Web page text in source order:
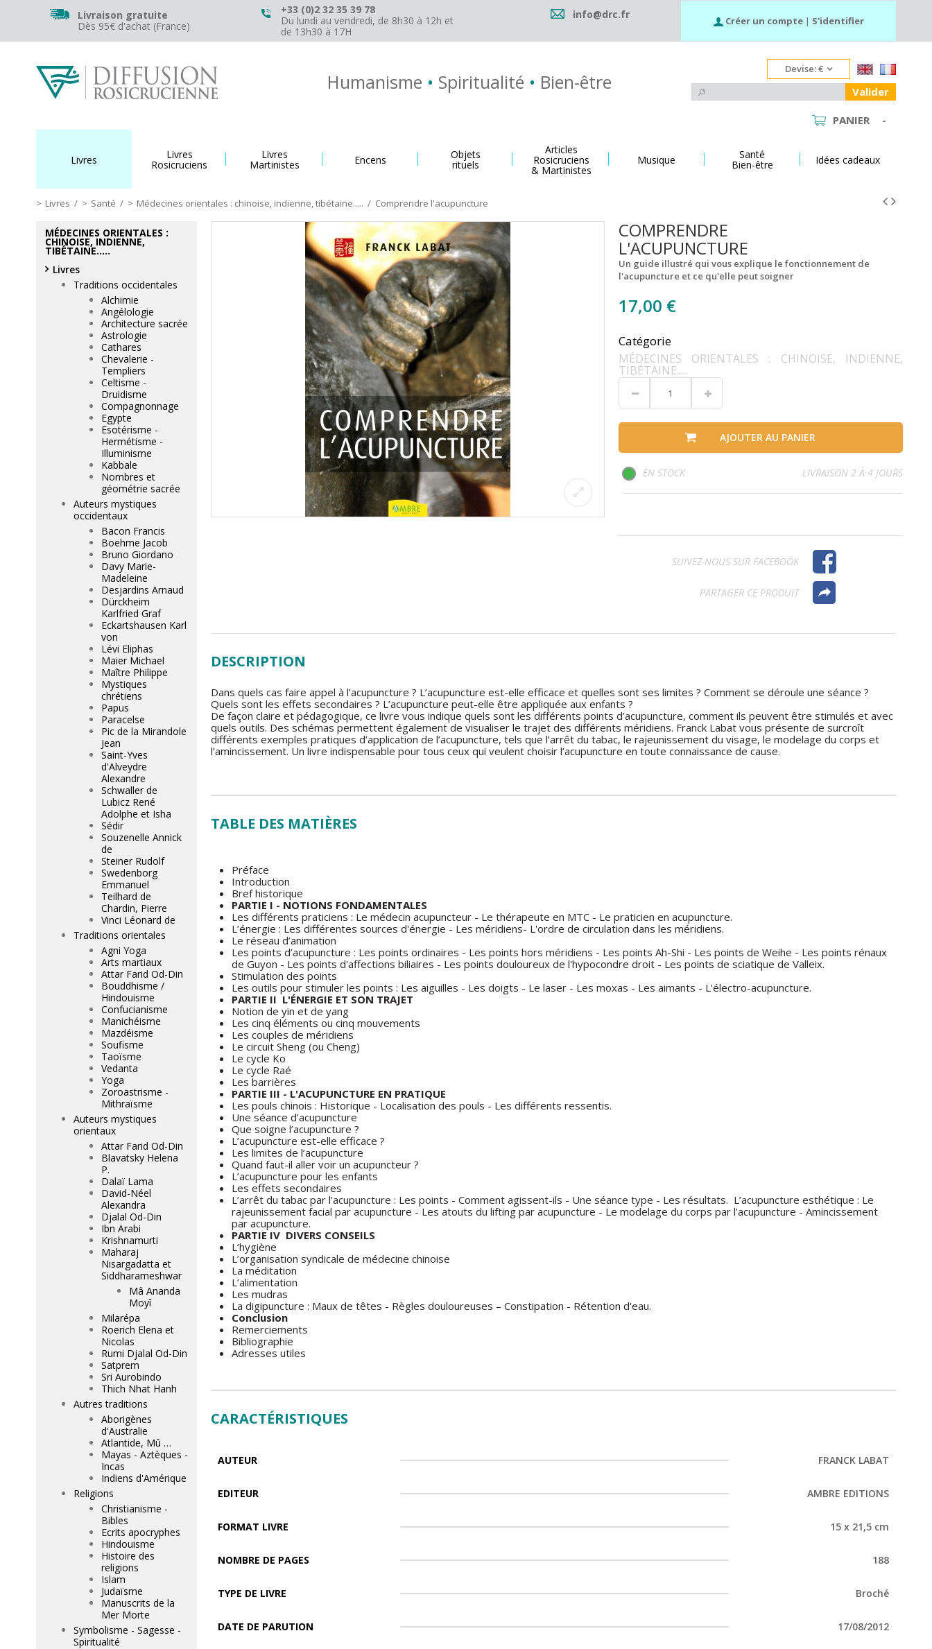
Livraison gratuite
Dès 95€ d'achat (France)
+33 (0)2 32 35 39 78
Du lundi au vendredi, de 8h30 à 12h et
de 13h30 à 17H
info@drc.fr Créer un compte | S'identifier
Humanisme • Spiritualité • Bien-être
Devise:€
Valider
PANIER -
Livres Livres
Rosicruciens
Livres
Martinistes Encens Objets
rituels
Articles
Rosicruciens
& Martinistes
Musique Santé
Bien-être Idées cadeaux
Livres / Santé / Médecines orientales : chinoise, indienne, tibétaine..... / Comprendre l'acupuncture
COMPRENDRE
L'ACUPUNCTURE
Un guide illustré qui vous explique le fonctionnement de
l'acupuncture et ce qu'elle peut soigner
17,00 €
Catégorie
MÉDECINES ORIENTALES : CHINOISE, INDIENNE,
TIBÉTAINE.....
AJOUTER AU PANIER
EN STOCK LIVRAISON 2 À 4 JOURS
SUIVEZ-NOUS SUR FACEBOOK
PARTAGER CE PRODUIT
DESCRIPTION
Dans quels cas faire appel à l’acupuncture ? L’acupuncture est-elle efficace et quelles sont ses limites ? Comment se déroule une séance ?
Quels sont les effets secondaires ? L’acupuncture peut-elle être appliquée aux enfants ?
De façon claire et pédagogique, ce livre vous indique quels sont les différents points d’acupuncture, comment ils peuvent être stimulés et avec
quels outils. Des schémas permettent également de visualiser le trajet des différents méridiens. Franck Labat vous présente de surcroît
différents exemples pratiques d’application de l’acupuncture, tels que l’arrêt du tabac, le rajeunissement du visage, le modelage du corps et
l’amincissement. Un livre indispensable pour tous ceux qui veulent choisir l’acupuncture en toute connaissance de cause.
TABLE DES MATIÈRES
Préface
Introduction
Bref historique
PARTIE I - NOTIONS FONDAMENTALES
Les différents praticiens : Le médecin acupuncteur - Le thérapeute en MTC - Le praticien en acupuncture.
L’énergie : Les différentes sources d'énergie - Les méridiens- L'ordre de circulation dans les méridiens.
Le réseau d’animation
Les points d’acupuncture : Les points ordinaires - Les points hors méridiens - Les points Ah-Shi - Les points de Weihe - Les points rénaux
de Guyon - Les points d'affections biliaires - Les points douloureux de l'hypocondre droit - Les points de sciatique de Valleix.
Stimulation des points
Les outils pour stimuler les points : Les aiguilles - Les doigts - Le laser - Les moxas - Les aimants - L'électro-acupuncture.
PARTIE II ­ L'ÉNERGIE ET SON TRAJET
Notion de yin et de yang
Les cinq éléments ou cinq mouvements
Les couples de méridiens
Le circuit Sheng (ou Cheng)
Le cycle Ko
Le cycle Raé
Les barrières
PARTIE III - L'ACUPUNCTURE EN PRATIQUE
Les pouls chinois : Historique - Localisation des pouls - Les différents ressentis.
Une séance d’acupuncture
Que soigne l’acupuncture ?
L’acupuncture est-elle efficace ?
Les limites de l’acupuncture
Quand faut-il aller voir un acupuncteur ?
L’acupuncture pour les enfants
Les effets secondaires
L’arrêt du tabac par l’acupuncture : Les points - Comment agissent-ils - Une séance type - Les résultats. L’acupuncture esthétique : Le
rajeunissement facial par acupuncture - Les atouts du lifting par acupuncture - Le modelage du corps par l'acupuncture - Amincissement
par acupuncture.
PARTIE IV ­ DIVERS CONSEILS
L’hygiène
L’organisation syndicale de médecine chinoise
La méditation
L’alimentation
Les mudras
La digipuncture : Maux de têtes - Règles douloureuses – Constipation - Rétention d'eau.
Conclusion
Remerciements
Bibliographie
Adresses utiles
CARACTÉRISTIQUES
AUTEUR FRANCK LABAT
EDITEUR AMBRE EDITIONS
FORMAT LIVRE 15 x 21,5 cm
NOMBRE DE PAGES 188
TYPE DE LIVRE Broché
DATE DE PARUTION 17/08/2012
MÉDECINES ORIENTALES :
CHINOISE, INDIENNE,
TIBÉTAINE.....
Livres
Traditions occidentales
Alchimie
Angélologie
Architecture sacrée
Astrologie
Cathares
Chevalerie -
Templiers
Celtisme -
Druidisme
Compagnonnage
Egypte
Esotérisme -
Hermétisme -
Illuminisme
Kabbale
Nombres et
géométrie sacrée
Auteurs mystiques
occidentaux
Bacon Francis
Boehme Jacob
Bruno Giordano
Davy Marie-
Madeleine
Desjardins Arnaud
Dürckheim
Karlfried Graf
Eckartshausen Karl
von
Lévi Eliphas
Maier Michael
Maître Philippe
Mystiques
chrétiens
Papus
Paracelse
Pic de la Mirandole
Jean
Saint-Yves
d'Alveydre
Alexandre
Schwaller de
Lubicz René
Adolphe et Isha
Sédir
Souzenelle Annick
de
Steiner Rudolf
Swedenborg
Emmanuel
Teilhard de
Chardin, Pierre
Vinci Léonard de
Traditions orientales
Agni Yoga
Arts martiaux
Attar Farid Od-Din
Bouddhisme /
Hindouisme
Confucianisme
Manichéisme
Mazdéisme
Soufisme
Taoïsme
Vedanta
Yoga
Zoroastrisme -
Mithraïsme
Auteurs mystiques
orientaux
Attar Farid Od-Din
Blavatsky Helena
P.
Dalaï Lama
David-Néel
Alexandra
Djalal Od-Din
Ibn Arabi
Krishnamurti
Maharaj
Nisargadatta et
Siddharameshwar
Mâ Ananda
Moyî
Milarépa
Roerich Elena et
Nicolas
Rumi Djalal Od-Din
Satprem
Sri Aurobindo
Thich Nhat Hanh
Autres traditions
Aborigènes
d'Australie
Atlantide, Mû …
Mayas - Aztèques -
Incas
Indiens d'Amérique
Religions
Christianisme -
Bibles
Ecrits apocryphes
Hindouisme
Histoire des
religions
Islam
Judaïsme
Manuscrits de la
Mer Morte
Symbolisme - Sagesse -
Spiritualité